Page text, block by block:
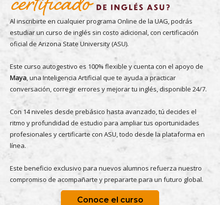
Al inscribirte en cualquier programa Online de la UAG, podrás
estudiar un curso de inglés sin costo adicional, con certificación
oficial de Arizona State University (ASU).
Este curso autogestivo es 100% flexible y cuenta con el apoyo de
Maya, una Inteligencia Artificial que te ayuda a practicar
conversación, corregir errores y mejorar tu inglés, disponible 24/7.
Con 14 niveles desde prebásico hasta avanzado, tú decides el
ritmo y profundidad de estudio para ampliar tus oportunidades
profesionales y certificarte con ASU, todo desde la plataforma en
línea.
Este beneficio exclusivo para nuevos alumnos refuerza nuestro
compromiso de acompañarte y prepararte para un futuro global.
Conoce el curso